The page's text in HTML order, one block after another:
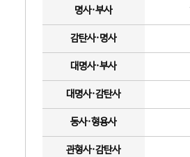
명사·부사
감탄사·명사
대명사·부사
대명사·감탄사
동사·형용사
관형사·감탄사